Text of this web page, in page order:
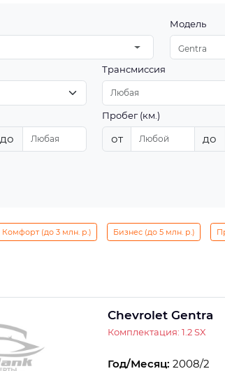
Модель
Gentra
Трансмиссия
до
Пробег (км.)
от до
Комфорт (до 3 млн. р.) Бизнес (до 5 млн. р.)
Chevrolet Gentra
Комплектация: 1.2 SX
Год/Месяц: 2008/2